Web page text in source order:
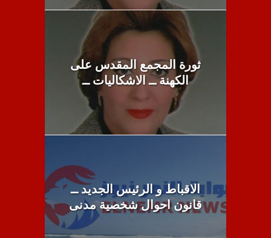
ثورة المجمع المقدس على
الكهنة ــ الاشكاليات ــ
الاقباط و الرئيس الجديد ــ
قانون احوال شخصية مدنى